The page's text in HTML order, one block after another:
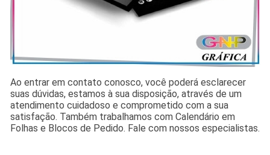
Ao entrar em contato conosco, você poderá esclarecer
suas dúvidas, estamos à sua disposição, através de um
atendimento cuidadoso e comprometido com a sua
satisfação. Também trabalhamos com Calendário em
Folhas e Blocos de Pedido. Fale com nossos especialistas.